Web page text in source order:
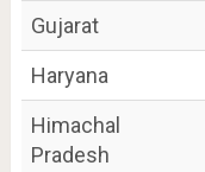
Gujarat
Haryana
Himachal
Pradesh